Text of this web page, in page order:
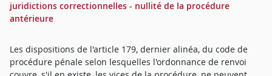
juridictions correctionnelles - nullité de la procédure
antérieure
Les dispositions de l'article 179, dernier alinéa, du code de
procédure pénale selon lesquelles l'ordonnance de renvoi